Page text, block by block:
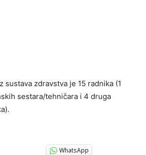
sustava zdravstva je 15 radnika (1
sestara/tehničara i 4 druga
WhatsApp